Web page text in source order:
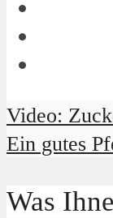
Video:
Ein gutes
Was